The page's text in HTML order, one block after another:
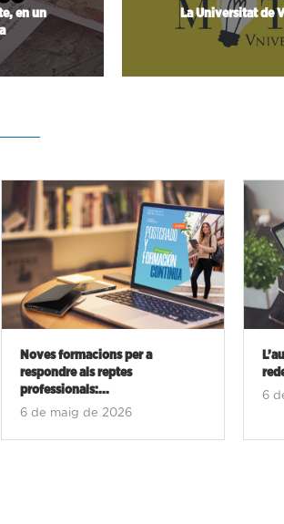
en un
La Universitat de
L’auge de la modalitat en línia
redefineix el...
6 de maig de 2026